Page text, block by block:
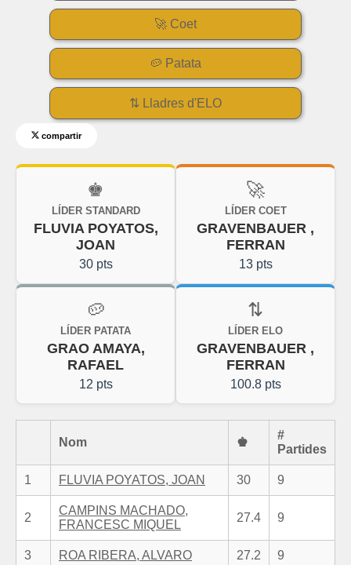
🚀 Coet
🥔 Patata
⇅ Lladres d'ELO
compartir
♚
LÍDER STANDARD
FLUVIA POYATOS,
JOAN
30 pts
🚀
LÍDER COET
GRAVENBAUER ,
FERRAN
13 pts
🥔
LÍDER PATATA
GRAO AMAYA,
RAFAEL
12 pts
⇅
LÍDER ELO
GRAVENBAUER ,
FERRAN
100.8 pts
Nom ♚
#
Partides
1 FLUVIA POYATOS, JOAN 30 9
2
CAMPINS MACHADO,
FRANCESC MIQUEL
27.4 9
3 ROA RIBERA, ALVARO 27.2 9